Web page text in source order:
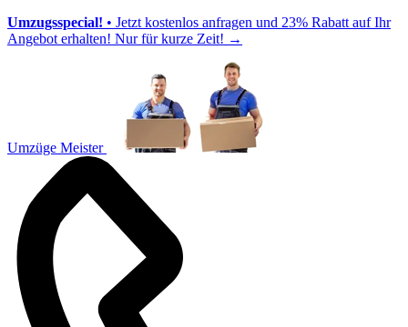
Umzugsspecial! • Jetzt kostenlos anfragen und 23% Rabatt auf Ihr
Angebot erhalten! Nur für kurze Zeit! →
Umzüge Meister